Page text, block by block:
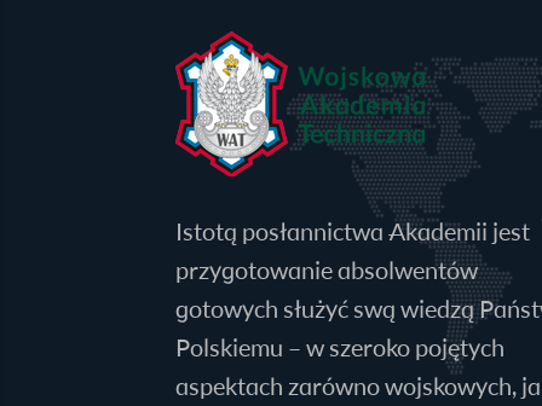
Istotą posłannictwa Akademii jest
przygotowanie absolwentów
gotowych służyć swą wiedzą
Polskiemu – w szeroko pojętych
aspektach zarówno wojskowych,